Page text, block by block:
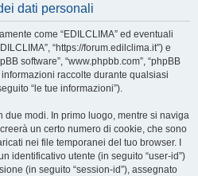
dati personali
come “EDILCLIMA” ed eventuali
“https://forum.edilclima.it”) e
software”, “www.phpbb.com”, “phpBB
informazioni raccolte durante qualsiasi
“le tue informazioni”).
due modi. In primo luogo, mentre si naviga
un certo numero di cookie, che sono
nei file temporanei del tuo browser. I
identificativo utente (in seguito “user-id”)
(in seguito “session-id”), assegnato